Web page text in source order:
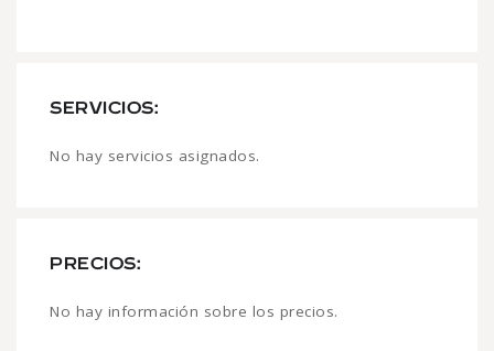
SERVICIOS:
No hay servicios asignados.
PRECIOS:
No hay información sobre los precios.